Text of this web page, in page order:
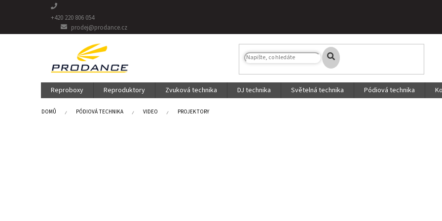
+420 220 806 054
prodej@prodance.cz
Reproboxy Reproduktory Zvuková technika DJ technika Světelná technika Pódiová technika
DOMŮ PÓDIOVÁ TECHNIKA VIDEO PROJEKTORY